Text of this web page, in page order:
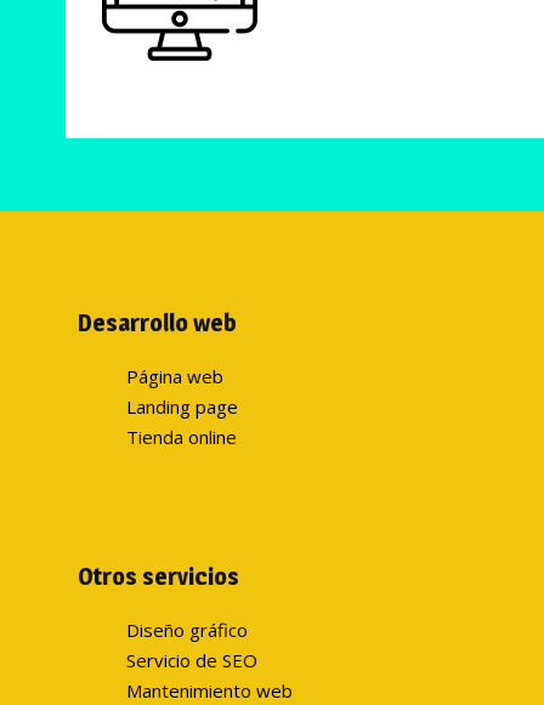
Desarrollo web
Página web
Landing page
Tienda online
Otros servicios
Diseño gráfico
Servicio de SEO
Mantenimiento web